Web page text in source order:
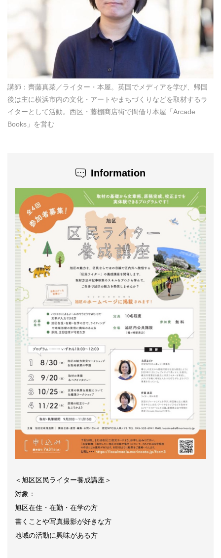
講師：齊藤真菜／ライター・本屋。英国でメディアを学び、帰国
後は主に横浜市内の文化・アートやまちづくりなどを取材するラ
イターとして活動。西区・藤棚商店街で間借り本屋「Arcade
Books」を営む
Information
＜旭区区民ライター養成講座＞
対象：
旭区在住・在勤・在学の方
書くことや写真撮影が好きな方
地域の活動に興味がある方